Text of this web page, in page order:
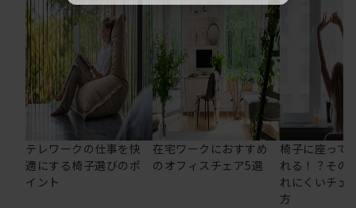
テレワークの仕事を快
適にする椅子選びのポ
イント
在宅ワークにおすすめ
のオフィスチェア5選
椅子に座って
れる！？その
れにくいチェ
方